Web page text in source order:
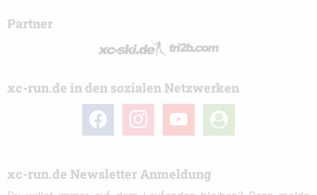
Partner
xc-run.de in den sozialen Netzwerken
facebook instagramyoutube
user-
circle
xc-run.de Newsletter Anmeldung